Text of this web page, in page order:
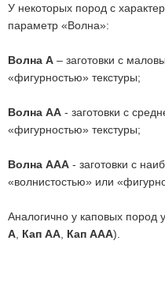
У некоторых пород с
параметр «Волна»:
Волна А – заготовки с
«фигурностью» текстуры;
Волна АА - заготовки с
«фигурностью» текстуры;
Волна ААА - заготовки с
«волнистостью» или
Аналогично у каповых пород
А Кап АА Кап ААА).